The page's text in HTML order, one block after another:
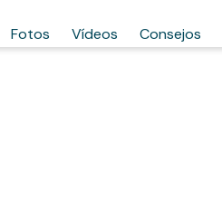
Fotos Vídeos Consejos